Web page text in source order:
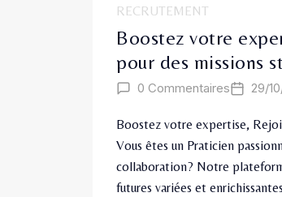
RECRUTEMENT
Boostez votre
pour des missions
0 Commentaires 29/
Boostez votre expertise,
Vous êtes un Praticien
collaboration? Notre
futures variées et